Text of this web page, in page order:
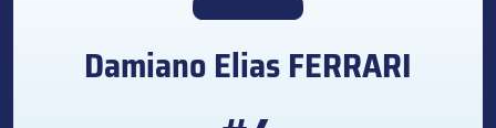
Damiano EliasFERRARI